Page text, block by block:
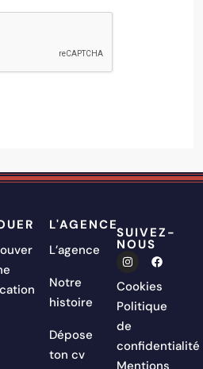
L'AGENCE
L’agence
Notre
histoire
Dépose
ton cv
SUIVEZ-
NOUS
Cookies
Politique
de
confidentialité